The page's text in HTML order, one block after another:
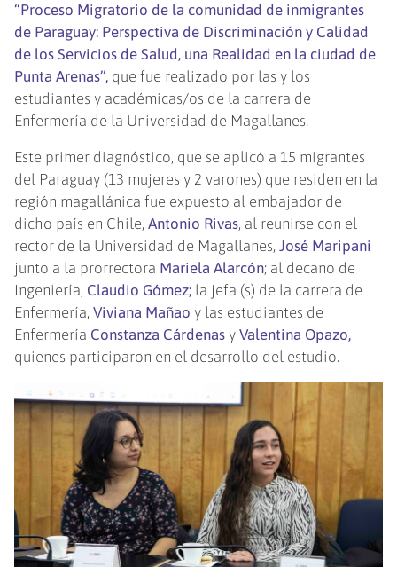
“Proceso Migratorio de la comunidad de inmigrantes
de Paraguay: Perspectiva de Discriminación y Calidad
de los Servicios de Salud, una Realidad en la ciudad de
Punta Arenas”, que fue realizado por las y los
estudiantes y académicas/os de la carrera de
Enfermería de la Universidad de Magallanes.
Este primer diagnóstico, que se aplicó a 15 migrantes
del Paraguay (13 mujeres y 2 varones) que residen en la
región magallánica fue expuesto al embajador de
dicho país en Chile,Antonio Rivas, al reunirse con el
rector de la Universidad de Magallanes,José Maripani
junto a la prorrectora Mariela Alarcón; al decano de
Ingeniería, Claudio Gómez; la jefa (s) de la carrera de
Enfermería,Viviana Mañaoy las estudiantes de
Enfermería Constanza Cárdenas yValentina Opazo,
quienes participaron en el desarrollo del estudio.